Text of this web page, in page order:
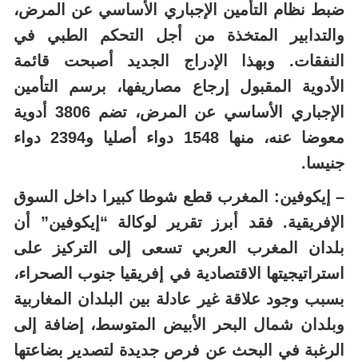
ضبط نظام التأمين الإجباري الأساسي عن المرض،
والتدابير المتخذة من أجل التحكم الطبي في
النفقات. وبهذا الإدراج الجديد أصبحت قائمة
الأدوية المقبول إرجاع مصاريفها، برسم التأمين
الإجباري الأساسي عن المرض، تضم 3806 أدوية
معوضا عنه، منها 1548 دواء أصليا و2394 دواء
جنيسا.
– إيكوفين: المغرب قطع شوطا كبيرا داخل السوق
الإفريقية. فقد أبرز تقرير لوكالة “إيكوفين” أن
بلدان المغرب العربي تسعى إلى التركيز على
استراتيجيتها الاقتصادية في إفريقيا جنوب الصحراء،
بسبب وجود علاقة غير عادلة بين البلدان المغاربية
وبلدان شمال البحر الأبيض المتوسط، إضافة إلى
الرغبة في البحث عن فرص جديدة لتصدير بضاعتها